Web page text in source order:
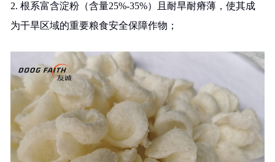
2. 根系富含淀粉（含量25%-35%）且耐旱耐瘠薄，使其成
为干旱区域的重要粮食安全保障作物；